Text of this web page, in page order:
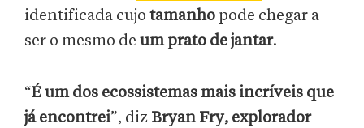
identificada cujo tamanho pode chegar a
ser o mesmo de um prato de jantar.
“É um dos ecossistemas mais incríveis que
já encontrei”, diz Bryan Fry, explorador